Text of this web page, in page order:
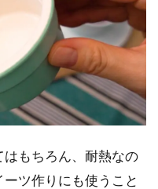
もちろん、耐熱なの
ツ作りにも使うこと